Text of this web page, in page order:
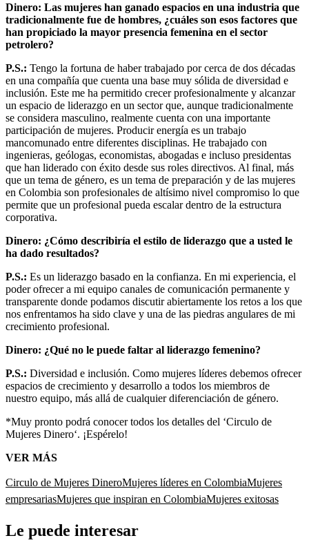
Dinero: Las mujeres han ganado espacios en una industria que
tradicionalmente fue de hombres, ¿cuáles son esos factores que
han propiciado la mayor presencia femenina en el sector
petrolero?
P.S.: Tengo la fortuna de haber trabajado por cerca de dos décadas
en una compañía que cuenta una base muy sólida de diversidad e
inclusión. Este me ha permitido crecer profesionalmente y alcanzar
un espacio de liderazgo en un sector que, aunque tradicionalmente
se considera masculino, realmente cuenta con una importante
participación de mujeres. Producir energía es un trabajo
mancomunado entre diferentes disciplinas. He trabajado con
ingenieras, geólogas, economistas, abogadas e incluso presidentas
que han liderado con éxito desde sus roles directivos. Al final, más
que un tema de género, es un tema de preparación y de las mujeres
en Colombia son profesionales de altísimo nivel compromiso lo que
permite que un profesional pueda escalar dentro de la estructura
corporativa.
Dinero: ¿Cómo describiría el estilo de liderazgo que a usted le
ha dado resultados?
P.S.: Es un liderazgo basado en la confianza. En mi experiencia, el
poder ofrecer a mi equipo canales de comunicación permanente y
transparente donde podamos discutir abiertamente los retos a los que
nos enfrentamos ha sido clave y una de las piedras angulares de mi
crecimiento profesional.
Dinero: ¿Qué no le puede faltar al liderazgo femenino?
P.S.: Diversidad e inclusión. Como mujeres líderes debemos ofrecer
espacios de crecimiento y desarrollo a todos los miembros de
nuestro equipo, más allá de cualquier diferenciación de género.
*Muy pronto podrá conocer todos los detalles del ‘Circulo de
Mujeres Dinero‘. ¡Espérelo!
VER MÁS
Circulo de Mujeres DineroMujeres líderes en ColombiaMujeres
empresariasMujeres que inspiran en ColombiaMujeres exitosas
Le puede interesar